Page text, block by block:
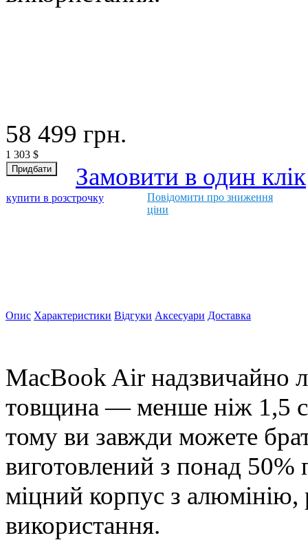
58 499 грн.
1 303 $
Замовити в один клік
купити в розстрочку
Повідомити про зниження
ціни
Опис Характеристики Відгуки Аксесуари Доставка
MacBook Air надзвичайно
товщина — менше ніж 1,5
тому ви завжди можете
виготовлений з понад 50%
міцний корпус з
використання.